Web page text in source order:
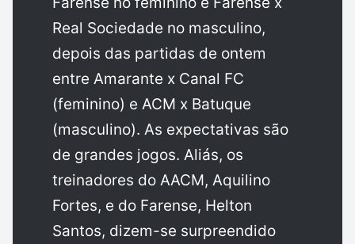
Real Sociedade no masculino,
depois das partidas de ontem
entre Amarante x Canal FC
(feminino) e ACM x Batuque
(masculino). As expectativas são
de grandes jogos. Aliás, os
treinadores do AACM, Aquilino
Fortes, e do Farense, Helton
Santos, dizem-se surpreendido